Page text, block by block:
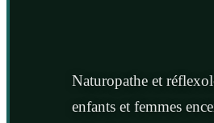
Naturopathe et
enfants et femmes